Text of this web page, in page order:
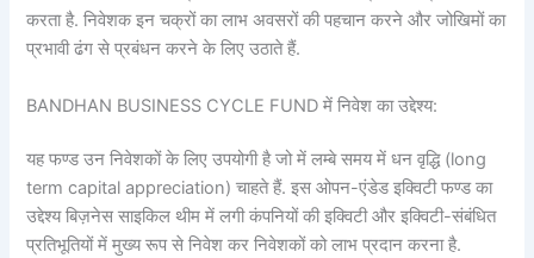
करता है. निवेशक इन चक्रों का लाभ अवसरों की पहचान करने और जोखिमों का
प्रभावी ढंग से प्रबंधन करने के लिए उठाते हैं.
BANDHAN BUSINESS CYCLE FUND में निवेश का उद्देश्य:
यह फण्ड उन निवेशकों के लिए उपयोगी है जो में लम्बे समय में धन वृद्धि (long
term capital appreciation) चाहते हैं. इस ओपन-एंडेड इक्विटी फण्ड का
उद्देश्य बिज़नेस साइकिल थीम में लगी कंपनियों की इक्विटी और इक्विटी-संबंधित
प्रतिभूतियों में मुख्य रूप से निवेश कर निवेशकों को लाभ प्रदान करना है.